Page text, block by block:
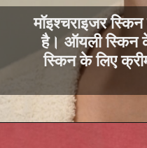
मॉइश्चराइजर
है। ऑयली स्किन
स्किन के लिए